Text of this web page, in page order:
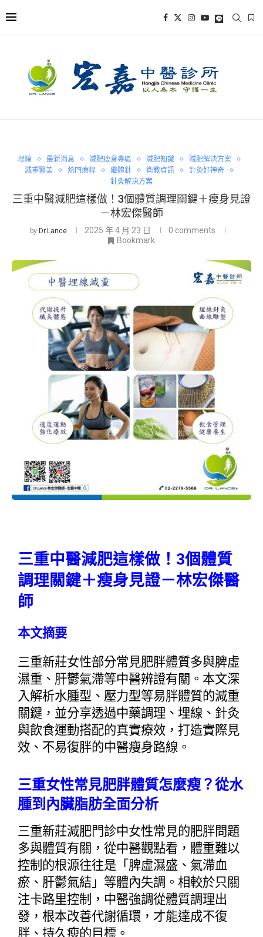
埋線 最新消息 減肥瘦身專區 減肥知識
減肥解決方案
減重醫美
熱門療程 纖體針 衛教資訊
針灸好神奇
針灸解決方案
三重中醫減肥這樣做！3個體質調理關鍵＋瘦身見證
－林宏傑醫師
by Dr.Lance 2025 年 4 月 23 日
0 comments
Bookmark
三重中醫減肥這樣做！3個體質
調理關鍵＋瘦身見證－林宏傑醫
師
本文摘要
三重新莊女性部分常見肥胖體質多與脾虛
濕重、肝鬱氣滯等中醫辨證有關。本文深
入解析水腫型、壓力型等易胖體質的減重
關鍵，並分享透過中藥調理、埋線、針灸
與飲食運動搭配的真實療效，打造實際見
效、不易復胖的中醫瘦身路線。
三重女性常見肥胖體質怎麼瘦？從水
腫到內臟脂肪全面分析
三重新莊減肥門診中女性常見的肥胖問題
多與體質有關，從中醫觀點看，體重難以
控制的根源往往是「脾虛濕盛、氣滯血
瘀、肝鬱氣結」等體內失調。相較於只關
注卡路里控制，中醫強調從體質調理出
發，根本改善代謝循環，才能達成不復
胖、持久瘦的目標。